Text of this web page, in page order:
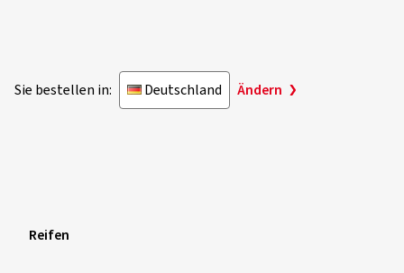
Sie bestellen in: Deutschland Ändern
Reifen